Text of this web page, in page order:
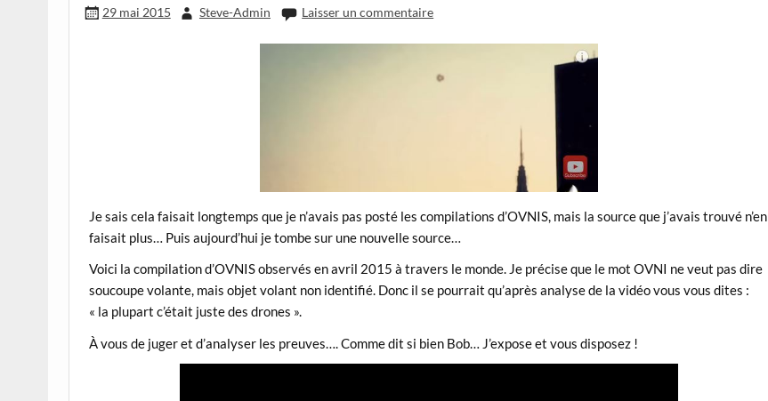
29 mai 2015 Steve-Admin Laisser un commentaire
Je sais cela faisait longtemps que je n’avais pas posté les compilations d’OVNIS, mais la source que j’avais trouvé n’en
faisait plus… Puis aujourd’hui je tombe sur une nouvelle source…
Voici la compilation d’OVNIS observés en avril 2015 à travers le monde. Je précise que le mot OVNI ne veut pas dire
soucoupe volante, mais objet volant non identifié. Donc il se pourrait qu’après analyse de la vidéo vous vous dites :
« la plupart c’était juste des drones ».
À vous de juger et d’analyser les preuves…. Comme dit si bien Bob… J’expose et vous disposez !